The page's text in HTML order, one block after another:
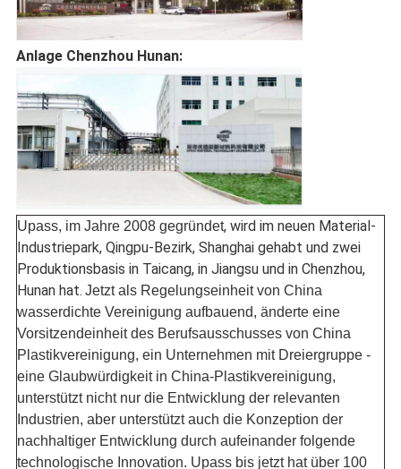
Anlage Chenzhou Hunan:
Upass, im Jahre 2008 gegründet, wird im neuen Material-
Industriepark, Qingpu-Bezirk, Shanghai gehabt und zwei
Produktionsbasis in Taicang, in Jiangsu und in Chenzhou,
Hunan hat. Jetzt als Regelungseinheit von China
wasserdichte Vereinigung aufbauend, änderte eine
Vorsitzendeinheit des Berufsausschusses von China
Plastikvereinigung, ein Unternehmen mit Dreiergruppe -
eine Glaubwürdigkeit in China-Plastikvereinigung,
unterstützt nicht nur die Entwicklung der relevanten
Industrien, aber unterstützt auch die Konzeption der
nachhaltiger Entwicklung durch aufeinander folgende
technologische Innovation. Upass bis jetzt hat über 100